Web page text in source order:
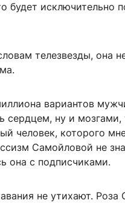
будет исключительно
телезвезды, она
вариантов
сердцем, ну и мозгами,
человек, которого
Самойловой не
она с подписчиками.
не утихают. Роза